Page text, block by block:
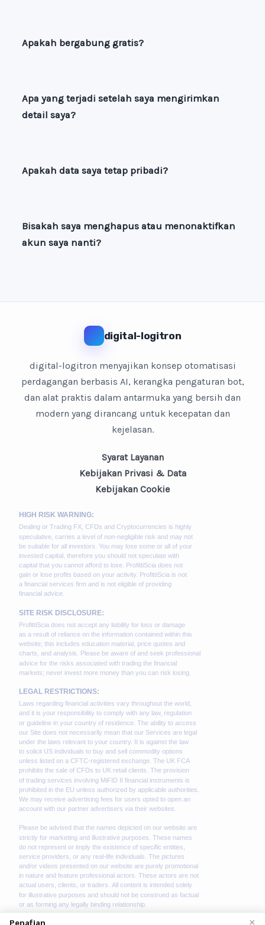
Apakah bergabung gratis?
Apa yang terjadi setelah saya mengirimkan
detail saya?
Apakah data saya tetap pribadi?
Bisakah saya menghapus atau menonaktifkan
akun saya nanti?
digital-logitron
digital-logitron menyajikan konsep otomatisasi
perdagangan berbasis AI, kerangka pengaturan bot,
dan alat praktis dalam antarmuka yang bersih dan
modern yang dirancang untuk kecepatan dan
kejelasan.
Syarat Layanan
Kebijakan Privasi & Data
Kebijakan Cookie
Penafian ×